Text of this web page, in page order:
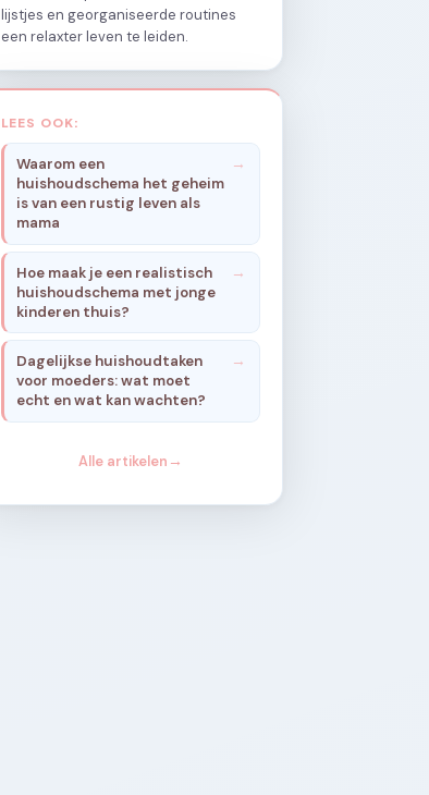
lijstjes en georganiseerde routines
een relaxter leven te leiden.
LEES OOK:
Waarom een
huishoudschema het geheim
is van een rustig leven als
mama
Hoe maak je een realistisch
huishoudschema met jonge
kinderen thuis?
Dagelijkse huishoudtaken
voor moeders: wat moet
echt en wat kan wachten?
Alle artikelen